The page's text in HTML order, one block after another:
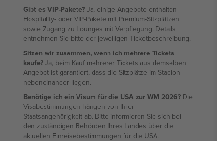
Gibt es VIP-Pakete? Ja, einige Angebote enthalten
Hospitality- oder VIP-Pakete mit Premium-Sitzplätzen
sowie Zugang zu Lounges mit Verpflegung. Details
entnehmen Sie bitte der jeweiligen Ticketbeschreibung.
Sitzen wir zusammen, wenn ich mehrere Tickets
kaufe? Ja, beim Kauf mehrerer Tickets aus demselben
Angebot ist garantiert, dass die Sitzplätze im Stadion
nebeneinander liegen.
Benötige ich ein Visum für die USA zur WM 2026? Die
Visabestimmungen hängen von Ihrer
Staatsangehörigkeit ab. Bitte informieren Sie sich bei
den zuständigen Behörden Ihres Landes über die
aktuellen Einreisebestimmungen für die USA.